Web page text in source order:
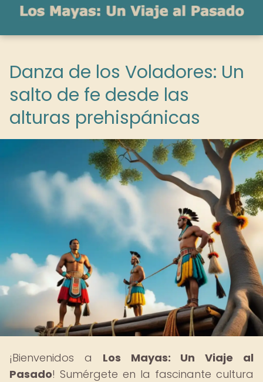
Danza de los Voladores: Un
salto de fe desde las
alturas prehispánicas
¡Bienvenidos a Los Mayas: Un Viaje al
Pasado! Sumérgete en la fascinante cultura